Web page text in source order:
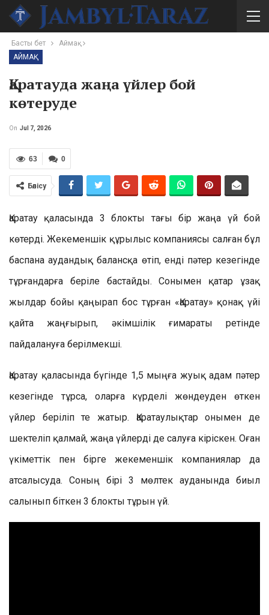
Басты бет
Аймақ
АЙМАҚ
Қаратауда жаңа үйлер бой
көтеруде
On Jul 7, 2026
0
63
Бөлісу
Қаратау қаласында 3 блокты тағы бір жаңа үй бой
көтерді. Жекеменшік құрылыс компаниясы салған бұл
баспана аудандық балансқа өтіп, енді пәтер кезегінде
тұрғандарға беріле бастайды. Сонымен қатар ұзақ
жылдар бойы қаңырап бос тұрған «Қаратау» қонақ үйі
қайта жаңғырып, әкімшілік ғимараты ретінде
пайдалануға берілмекші.
Қаратау қаласында бүгінде 1,5 мыңға жуық адам пәтер
кезегінде тұрса, оларға күрделі жөндеуден өткен
үйлер беріліп те жатыр. Қаратаулықтар онымен де
шектеліп қалмай, жаңа үйлерді де салуға кіріскен. Оған
үкіметтік пен бірге жекеменшік компаниялар да
атсалысуда. Соның бірі 3 мөлтек ауданында биыл
салынып біткен 3 блокты тұрын үй.